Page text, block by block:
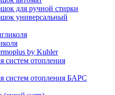
для ручной стирки
универсальный
by Kuhler
систем отопления
систем отопления БАРС